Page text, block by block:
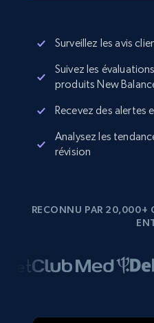
Surveillez les avis
Suivez les
produits New
Recevez des alertes
Analysez les
révision
RECONNU PAR 20,000+